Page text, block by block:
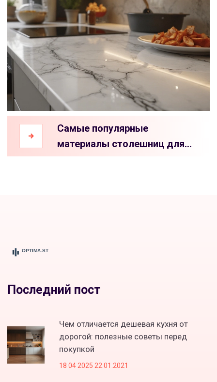
Самые популярные
материалы столешниц для
кухни 2024 года
Последний пост
Чем отличается дешевая кухня от
дорогой: полезные советы перед
покупкой
18 04 2025 22.01.2021